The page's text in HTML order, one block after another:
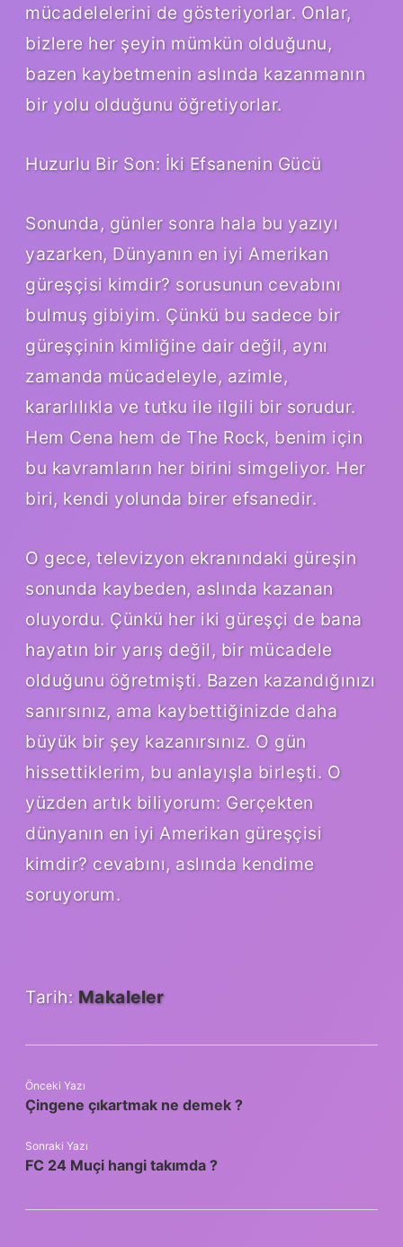
mücadelelerini de gösteriyorlar. Onlar,
bizlere her şeyin mümkün olduğunu,
bazen kaybetmenin aslında kazanmanın
bir yolu olduğunu öğretiyorlar.
Huzurlu Bir Son: İki Efsanenin Gücü
Sonunda, günler sonra hala bu yazıyı
yazarken, Dünyanın en iyi Amerikan
güreşçisi kimdir? sorusunun cevabını
bulmuş gibiyim. Çünkü bu sadece bir
güreşçinin kimliğine dair değil, aynı
zamanda mücadeleyle, azimle,
kararlılıkla ve tutku ile ilgili bir sorudur.
Hem Cena hem de The Rock, benim için
bu kavramların her birini simgeliyor. Her
biri, kendi yolunda birer efsanedir.
O gece, televizyon ekranındaki güreşin
sonunda kaybeden, aslında kazanan
oluyordu. Çünkü her iki güreşçi de bana
hayatın bir yarış değil, bir mücadele
olduğunu öğretmişti. Bazen kazandığınızı
sanırsınız, ama kaybettiğinizde daha
büyük bir şey kazanırsınız. O gün
hissettiklerim, bu anlayışla birleşti. O
yüzden artık biliyorum: Gerçekten
dünyanın en iyi Amerikan güreşçisi
kimdir? cevabını, aslında kendime
soruyorum.
Tarih: Makaleler
Önceki Yazı
Çingene çıkartmak ne demek ?
Sonraki Yazı
FC 24 Muçi hangi takımda ?